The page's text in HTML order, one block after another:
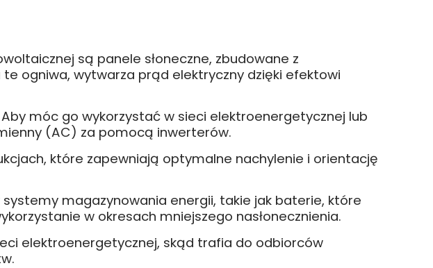
są panele słoneczne, zbudowane z
ogniwa, wytwarza prąd elektryczny dzięki efektowi
móc go wykorzystać w sieci elektroenergetycznej lub
(AC) za pomocą inwerterów.
które zapewniają optymalne nachylenie i orientację
magazynowania energii, takie jak baterie, które
w okresach mniejszego nasłonecznienia.
elektroenergetycznej, skąd trafia do odbiorców